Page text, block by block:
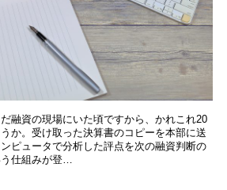
融資の現場にいた頃ですから、かれこれ20
か。受け取った決算書のコピーを本部に送
ピュータで分析した評点を次の融資判断の
仕組みが登…